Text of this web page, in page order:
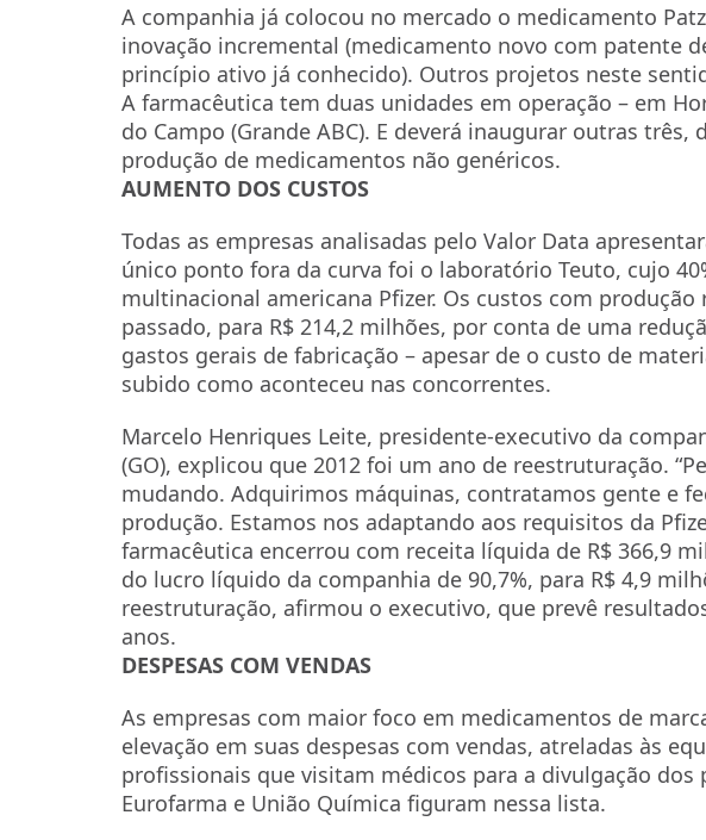
A companhia já colocou no mercado o medicamento
inovação incremental (medicamento novo com patente
princípio ativo já conhecido). Outros projetos neste
A farmacêutica tem duas unidades em operação – em
do Campo (Grande ABC). E deverá inaugurar outras três,
produção de medicamentos não genéricos.
AUMENTO DOS CUSTOS
Todas as empresas analisadas pelo Valor Data
único ponto fora da curva foi o laboratório Teuto, cujo
multinacional americana Pfizer. Os custos com produção
passado, para R$ 214,2 milhões, por conta de uma
gastos gerais de fabricação – apesar de o custo de
subido como aconteceu nas concorrentes.
Marcelo Henriques Leite, presidente-executivo da
(GO), explicou que 2012 foi um ano de reestruturação.
mudando. Adquirimos máquinas, contratamos gente e
produção. Estamos nos adaptando aos requisitos da
farmacêutica encerrou com receita líquida de R$ 366,9
do lucro líquido da companhia de 90,7%, para R$ 4,9
reestruturação, afirmou o executivo, que prevê
anos.
DESPESAS COM VENDAS
As empresas com maior foco em medicamentos de
elevação em suas despesas com vendas, atreladas às
profissionais que visitam médicos para a divulgação
Eurofarma e União Química figuram nessa lista.